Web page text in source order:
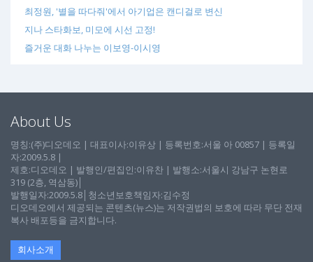
최정원, '별을 따다줘'에서 아기업은 캔디걸로 변신
지나 스타화보, 미모에 시선 고정!
즐거운 대화 나누는 이보영-이시영
About Us
명칭:(주)디오데오 | 대표이사:이유상 | 등록번호:서울 아 00857 | 등록일
자:2009.5.8 |
제호:디오데오 | 발행인/편집인:이유찬 | 발행소:서울시 강남구 논현로
319 (2층, 역삼동)│
발행일자:2009.5.8│청소년보호책임자:김수정
디오데오에서 제공되는 콘텐츠(뉴스)는 저작권법의 보호에 따라 무단 전재
복사 배포등을 금지합니다.
회사소개